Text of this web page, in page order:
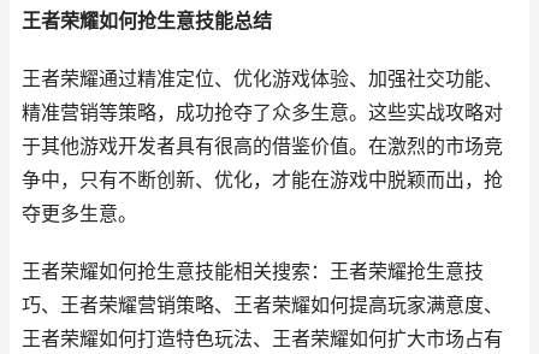
王者荣耀如何抢生意技能总结
王者荣耀通过精准定位、优化游戏体验、加强社交功能、
精准营销等策略，成功抢夺了众多生意。这些实战攻略对
于其他游戏开发者具有很高的借鉴价值。在激烈的市场竞
争中，只有不断创新、优化，才能在游戏中脱颖而出，抢
夺更多生意。
王者荣耀如何抢生意技能相关搜索：王者荣耀抢生意技
巧、王者荣耀营销策略、王者荣耀如何提高玩家满意度、
王者荣耀如何打造特色玩法、王者荣耀如何扩大市场占有